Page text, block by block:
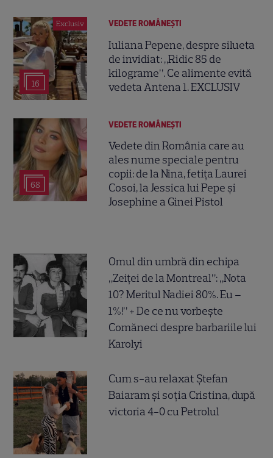
Exclusiv
16
VEDETE ROMÂNEŞTI
Iuliana Pepene, despre silueta
de invidiat: „Ridic 85 de
kilograme”. Ce alimente evită
vedeta Antena 1. EXCLUSIV
68
VEDETE ROMÂNEŞTI
Vedete din România care au
ales nume speciale pentru
copii: de la Nina, fetița Laurei
Cosoi, la Jessica lui Pepe și
Josephine a Ginei Pistol
Omul din umbră din echipa
„Zeiței de la Montreal”: „Nota
10? Meritul Nadiei 80%. Eu –
1%!” + De ce nu vorbește
Comăneci despre barbariile lui
Karolyi
Cum s-au relaxat Ștefan
Baiaram și soția Cristina, după
victoria 4-0 cu Petrolul